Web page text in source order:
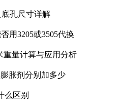
底孔尺寸详解
用3205或3505代换
重量计算与应用分析
胀剂分别加多少
么区别